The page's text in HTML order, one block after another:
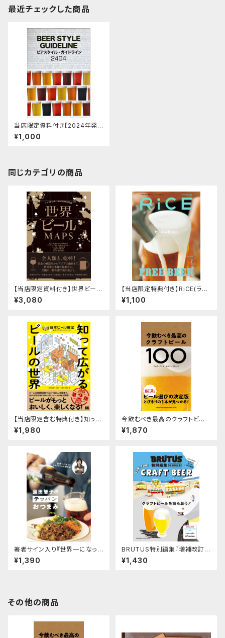
最近チェックした商品
当店限定資料付き【2024年発
行】ビアスタイル・ガイドライン2
404版(英語併記)
¥1,000
同じカテゴリの商品
【当店限定資料付き】世界ビール
MAPS イラストで味わう80銘
柄の図鑑
¥3,080
【当店限定特典付き】RiCE(ライ
ス) 2026年 7月号 [雑誌] ビー
ルは自由だ。
¥1,100
【当店限定含む特典付き】知って
広がるビールの世界 日本ビール
検定公式テキスト（2026-2027
¥1,980
今飲むべき最高のクラフトビー
ル100
¥1,870
著者サイン入り『世界一になった
クラフトビール醸造家 園田智子
のテッパンおつまみ』
¥1,390
BRUTUS特別編集『増補改訂版
クラフトビールを語らおう！』
¥1,430
その他の商品